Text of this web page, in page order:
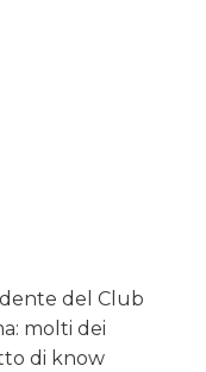
del Club
molti dei
di know